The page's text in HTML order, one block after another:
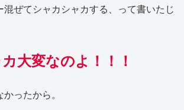
混ぜてシャカシャカする、って書いたじ
大変なのよ！！！
ったから。